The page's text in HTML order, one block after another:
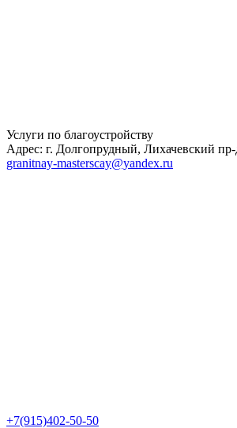
Услуги по благоустройству
Адрес: г. Долгопрудный, Лихачевский пр-
granitnay-masterscay@yandex.ru
+7(915)402-50-50